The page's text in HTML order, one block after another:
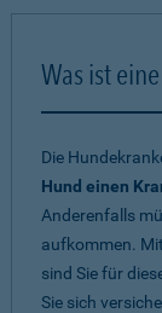
Was ist
Die
Hund einen
Anderenfalls
aufkommen.
sind Sie für
Sie sich